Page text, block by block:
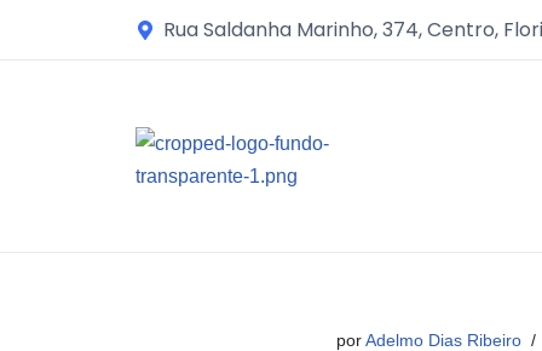
Avançar
Rua Saldanha Marinho, 374, Centro,
porAdelmo Dias Ribeiro